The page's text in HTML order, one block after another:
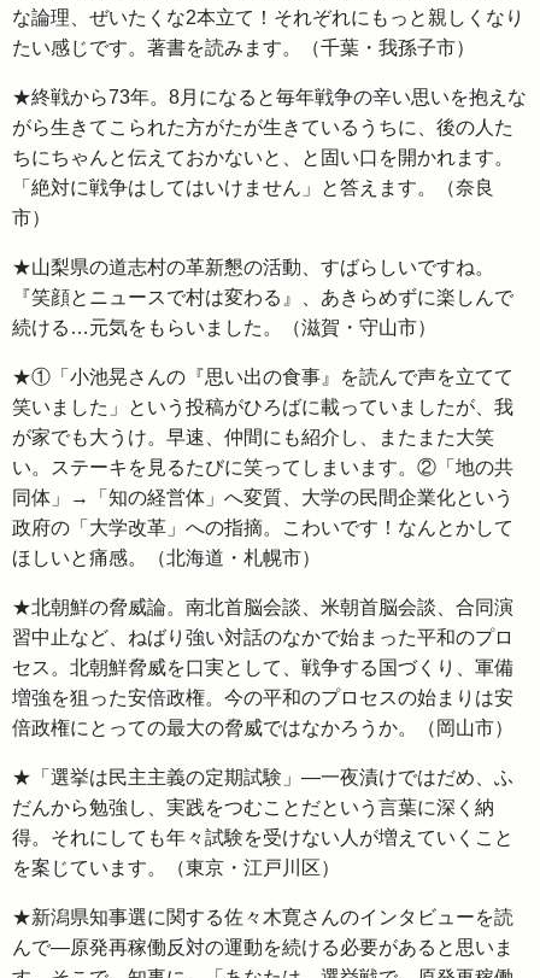
な論理、ぜいたくな2本立て！それぞれにもっと親しくなり
たい感じです。著書を読みます。（千葉・我孫子市）
★終戦から73年。8月になると毎年戦争の辛い思いを抱えな
がら生きてこられた方がたが生きているうちに、後の人た
ちにちゃんと伝えておかないと、と固い口を開かれます。
「絶対に戦争はしてはいけません」と答えます。（奈良
市）
★山梨県の道志村の革新懇の活動、すばらしいですね。
『笑顔とニュースで村は変わる』、あきらめずに楽しんで
続ける…元気をもらいました。（滋賀・守山市）
★①「小池晃さんの『思い出の食事』を読んで声を立てて
笑いました」という投稿がひろばに載っていましたが、我
が家でも大うけ。早速、仲間にも紹介し、またまた大笑
い。ステーキを見るたびに笑ってしまいます。②「地の共
同体」→「知の経営体」へ変質、大学の民間企業化という
政府の「大学改革」への指摘。こわいです！なんとかして
ほしいと痛感。（北海道・札幌市）
★北朝鮮の脅威論。南北首脳会談、米朝首脳会談、合同演
習中止など、ねばり強い対話のなかで始まった平和のプロ
セス。北朝鮮脅威を口実として、戦争する国づくり、軍備
増強を狙った安倍政権。今の平和のプロセスの始まりは安
倍政権にとっての最大の脅威ではなかろうか。（岡山市）
★「選挙は民主主義の定期試験」―一夜漬けではだめ、ふ
だんから勉強し、実践をつむことだという言葉に深く納
得。それにしても年々試験を受けない人が増えていくこと
を案じています。（東京・江戸川区）
★新潟県知事選に関する佐々木寛さんのインタビューを読
んで―原発再稼働反対の運動を続ける必要があると思いま